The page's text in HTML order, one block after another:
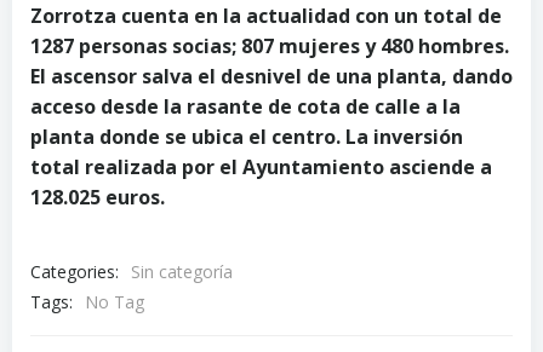
Zorrotza cuenta en la actualidad con un total de
1287 personas socias; 807 mujeres y 480 hombres.
El ascensor salva el desnivel de una planta, dando
acceso desde la rasante de cota de calle a la
planta donde se ubica el centro. La inversión
total realizada por el Ayuntamiento asciende a
128.025 euros.
Categories:
Sin categoría
Tags:
No Tag